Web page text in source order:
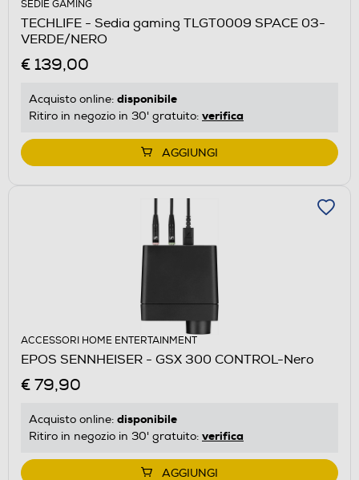
SEDIE GAMING
TECHLIFE - Sedia gaming TLGT0009 SPACE 03-
VERDE/NERO
€ 139,00
Acquisto online: disponibile
Ritiro in negozio in 30' gratuito: verifica
AGGIUNGI
ACCESSORI HOME ENTERTAINMENT
EPOS SENNHEISER - GSX 300 CONTROL-Nero
€ 79,90
Acquisto online: disponibile
Ritiro in negozio in 30' gratuito: verifica
AGGIUNGI